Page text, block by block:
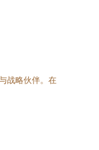
战略伙伴。在